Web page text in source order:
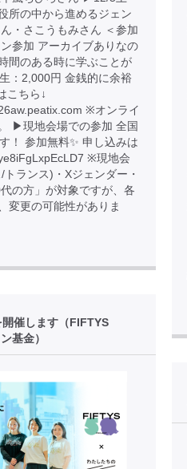
所の中から進めるジェン
・さこうもみさん ＜参加
参加 アーカイブありなの
間のある時に学ぶことが
：2,000円 金銭的に余裕
こちら↓
※オンライ
▶︎現地会場での参加 全国
！ 参加無料✨ 申し込みは
※現地会
ランス)・Xジェンダー・
の方」が対象ですが、各
変更の可能性がありま
開催します（FIFTYS
基金）